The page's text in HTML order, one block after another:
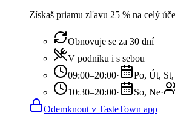
Získaš priamu zľavu 25 % na celý
Obnovuje se za 30 dní
V podniku i s sebou
09:00–20:00· Po, Út,
10:30–20:00· So, Ne·
Odemknout v TasteTown app